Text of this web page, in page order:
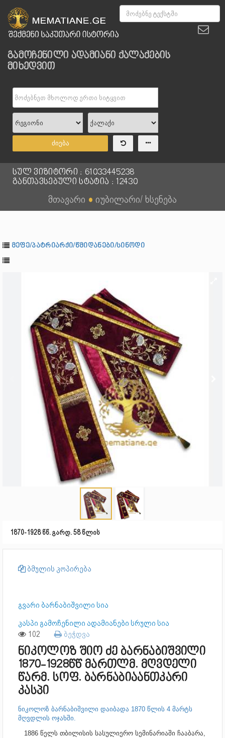
გამოჩენილი ადამიანი ქალაქების
მიხედვით
ძიება
სულ ვიზიტორი : 61033445238
განთავსებული სტატია : 12430
მთავარი ● იუბილარი/ ხსენება
მეფე/პატრიარქი/წმიდანები/სინოდი
1870-1928 წწ. გარდ. 58 წლის
ბმულის კოპირება
გვარი ბარნაბიშვილი სია
კასპი გამოჩენილი ადამიანები სრული სია
102 ბეჭდვა
ნიკოლოზ შიო ძე ბარნაბიშვილი
1870-1928წწ მართლმ. მღვდელი
წარმ. სოფ. ბარნაბიაანთკარი
კასპი
ნიკოლოზ ბარნაბიშვილი დაიბადა 1870 წლის 4 მარტს
მღვდლის ოჯახში.
1886 წელს თბილისის სასულიერო სემინარიაში ჩააბარა,